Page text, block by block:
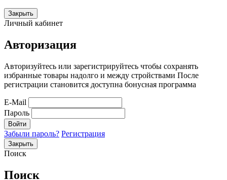
Закрыть
Личный кабинет
Авторизация
Авторизуйтесь или зарегистрируйтесь чтобы сохранять
избранные товары надолго и между стройствами После
регистрации становится доступна бонусная программа
E-Mail
Пароль
Войти
Забыли пароль? Регистрация
Закрыть
Поиск
Поиск